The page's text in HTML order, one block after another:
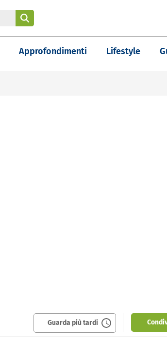
Approfondimenti Lifestyle
Guarda più tardi